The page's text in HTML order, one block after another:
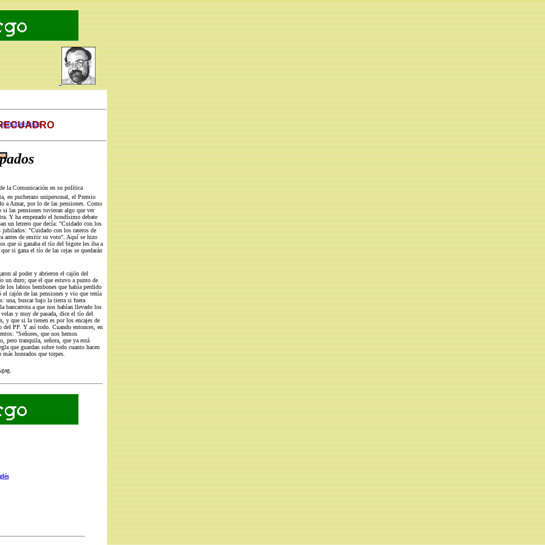
Inicio
la Comunicación en su política
en pucherazo unipersonal, el Premio
a Aznar, por lo de las pensiones. Como
si las pensiones tuvieran algo que ver
Y ha empezado el hondísimo debate
un letrero que decía: "Cuidado con los
jubilados: "Cuidado con los rateros de
antes de emitir su voto". Aquí se hizo
que si ganaba el tío del bigote les iba a
si gana el tío de las cejas se quedarán
al poder y abrieron el cajón del
un duro; que el que estuvo a punto de
los labios bembones que había perdido
el cajón de las pensiones y vio que tenía
una, buscar bajo la tierra si fuera
bancarrota a que nos habían llevado los
y muy de pasada, dice el tío del
y que si la tienen es por los encajes de
PP. Y así todo. Cuando entonces, en
"Señores, que nos hemos
pero tranquila, señora, que ya está
que guardan sobre todo cuanto hacen
honrados que torpes.